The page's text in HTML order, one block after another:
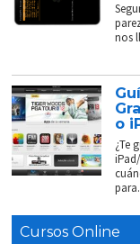
nos
o
¿Te
Cursos Online